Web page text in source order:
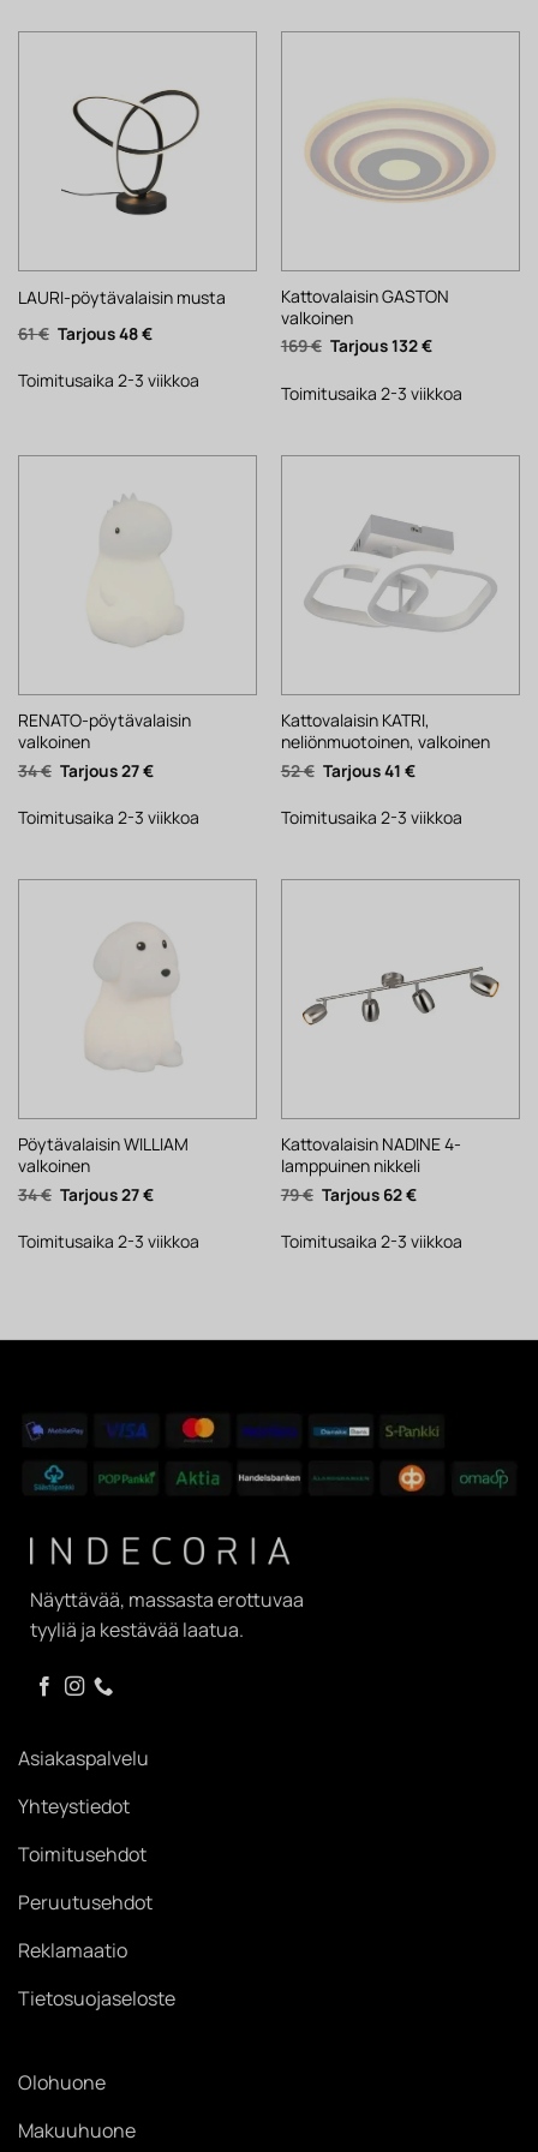
LAURI-pöytävalaisin musta
61€ Alkuperäinen
hinta
61 €.
48€Nykyinen
48 €.
Toimitusaika 2-3 viikkoa
Kattovalaisin GASTON
valkoinen
169€ Alkuperäinen
hinta
169 €.
132€Nykyinen
132 €.
Toimitusaika 2-3 viikkoa
RENATO-pöytävalaisin
valkoinen
34€ Alkuperäinen
hinta
34 €.
27€Nykyinen
27 €.
Toimitusaika 2-3 viikkoa
Kattovalaisin KATRI,
neliönmuotoinen, valkoinen
52€ Alkuperäinen
hinta
52 €.
41 €Nykyinen
41 €.
Toimitusaika 2-3 viikkoa
Pöytävalaisin WILLIAM
valkoinen
34€ Alkuperäinen
hinta
34 €.
27€Nykyinen
27 €.
Toimitusaika 2-3 viikkoa
Kattovalaisin NADINE 4-
lamppuinen nikkeli
79€ Alkuperäinen
hinta
79 €.
62€Nykyinen
62 €.
Toimitusaika 2-3 viikkoa
Näyttävää, massasta erottuvaa
tyyliä ja kestävää laatua.
Asiakaspalvelu
Yhteystiedot
Toimitusehdot
Peruutusehdot
Reklamaatio
Tietosuojaseloste
Olohuone
Makuuhuone